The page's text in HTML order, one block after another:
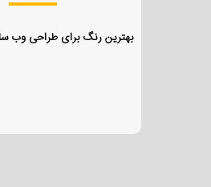
بهترین رنگ برای طراحی وب